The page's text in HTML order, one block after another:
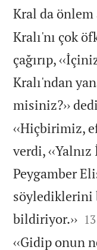
Kral da önlem
Kralı'nı çok
çağırıp,
Kralı'ndan
misiniz?››
‹‹Hiçbirimiz,
verdi,
Peygamber
söylediklerini
bildiriyor.››
13
‹‹Gidip onun